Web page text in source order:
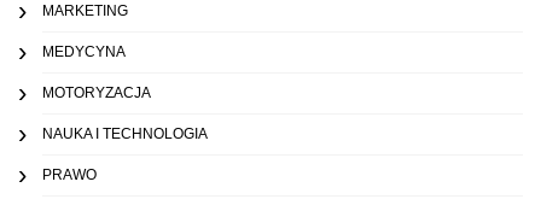
MARKETING
MEDYCYNA
MOTORYZACJA
NAUKA I TECHNOLOGIA
PRAWO